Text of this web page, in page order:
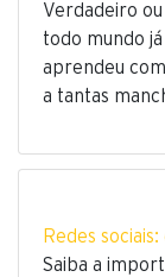
Verdadeiro ou
todo mundo
aprendeu
a tantas
Redes
Saiba a